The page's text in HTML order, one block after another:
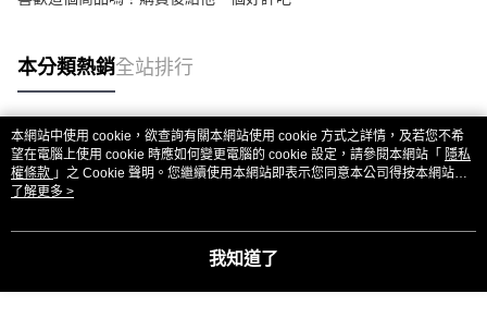
本分類熱銷全站排行
熱門標籤
本網站中使用 cookie，欲查詢有關本網站使用 cookie 方式之詳情，及若您不希
望在電腦上使用 cookie 時應如何變更電腦的 cookie 設定，請參閱本網站「 隱私
權條款 」之 Cookie 聲明。您繼續使用本網站即表示您同意本公司得按本網站使
用條款之 Cookie 聲明使用 cookie。
了解更多 >
我知道了